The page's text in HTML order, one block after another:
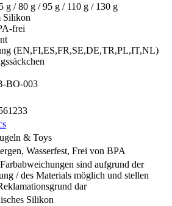
g / 80 g / 95 g / 110 g / 130 g
Silikon
frei
(EN,FI,ES,FR,SE,DE,TR,PL,IT,NL)
BO-003
& Toys
Wasserfest, Frei von BPA
sind aufgrund der
/ des Materials möglich und stellen
dar
Silikon